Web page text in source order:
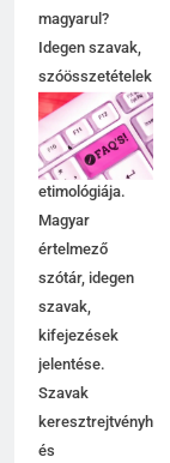
magyarul?
Idegen szavak,
szóösszetételek
jelentése,
magyarázata,
használata,
etimológiája.
Magyar
értelmező
szótár, idegen
szavak,
kifejezések
jelentése.
Szavak
keresztrejtvényhez
és